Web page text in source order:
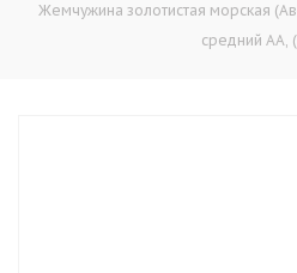
Жемчужина золотистая морская
средний АА,